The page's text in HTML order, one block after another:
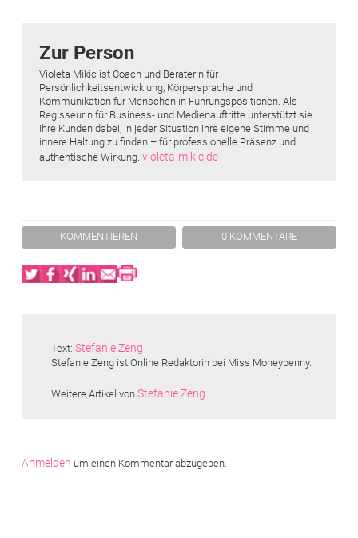
Zur Person
Violeta Mikic ist Coach und Beraterin für
Persönlichkeitsentwicklung, Körper­sprache und
Kommunikation für ­Menschen in Führungs­positionen. Als
Regisseurin für Business- und Medienauftritte unterstützt sie
ihre Kunden ­dabei, in jeder Situation ihre eigene ­Stimme und
innere Haltung zu ­finden – für professionelle Präsenz und
authentische Wirkung. violeta-mikic.de
KOMMENTIEREN 0 KOMMENTARE
Twitter
Facebook
XING
LinkedIn
Email
Print
Text: Stefanie Zeng
Stefanie Zeng ist Online Redaktorin bei Miss Moneypenny.
Weitere Artikel von Stefanie Zeng
Anmelden um einen Kommentar abzugeben.